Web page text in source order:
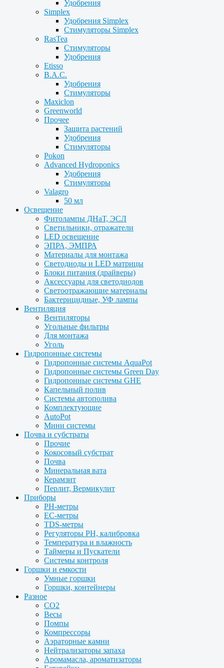
Удобрения
Simplex
Удобрения Simplex
Стимуляторы Simplex
RasTea
Стимуляторы
Удобрения
Etisso
B.A.C.
Удобрения
Стимуляторы
Maxiclon
Greenworld
Прочее
Защита растений
Удобрения
Стимуляторы
Pokon
Advanced Hydroponics
Удобрения
Стимуляторы
Valagro
50 мл
Освещение
Фитолампы ДНаТ, ЭСЛ
Светильники, отражатели
LED освещение
ЭПРА, ЭМПРА
Материалы для монтажа
Светодиоды и LED матрицы
Блоки питания (драйверы)
Аксессуары для светодиодов
Светоотражающие материалы
Бактерицидные, УФ лампы
Вентиляция
Вентиляторы
Угольные фильтры
Для монтажа
Уголь
Гидропонные системы
Гидропонные системы AquaPot
Гидропонные системы Green Day
Гидропонные системы GHE
Капельный полив
Системы автополива
Комплектующие
AutoPot
Мини системы
Почва и субстраты
Прочие
Кокосовый субстрат
Почва
Минеральная вата
Керамзит
Перлит, Вермикулит
Приборы
PH-метры
EC-метры
TDS-метры
Регуляторы PH, калибровка
Температура и влажность
Таймеры и Пускатели
Системы контроля
Горшки и емкости
Умные горшки
Горшки, контейнеры
Разное
CO2
Весы
Помпы
Компрессоры
Аэраторные камни
Нейтрализаторы запаха
Аромамасла, ароматизаторы